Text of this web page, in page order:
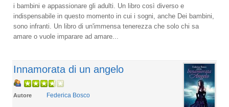
i bambini e appassionare gli adulti. Un libro così diverso e
indispensabile in questo momento in cui i sogni, anche Dei bambini,
sono infranti. Un libro di un'immensa tenerezza che solo chi sa
amare o vuole imparare ad amare...
Innamorata di un angelo
Autore Federica Bosco